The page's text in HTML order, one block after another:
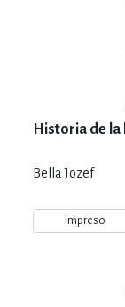
Historia de
Bella Jozef
Impreso